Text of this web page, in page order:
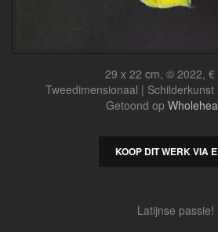
29 x 22 cm, © 2022, €
Tweedimensionaal |
Getoond op
KOOP DIT WERK VIA
Latijnse passie!